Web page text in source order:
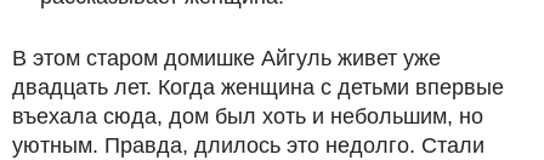
В этом старом домишке Айгуль живет уже
двадцать лет. Когда женщина с детьми впервые
въехала сюда, дом был хоть и небольшим, но
уютным. Правда, длилось это недолго. Стали